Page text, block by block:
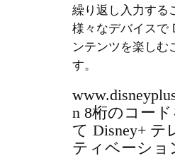
繰り返し入力する
様々なデバイスで
ンテンツを楽しむ
す。
n 8桁のコー
て Disney+ テ
ティベーショ